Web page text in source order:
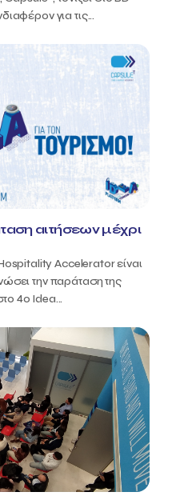
για τις...
αιτήσεων μέχρι
Accelerator είναι
την παράταση της
4ο Idea...